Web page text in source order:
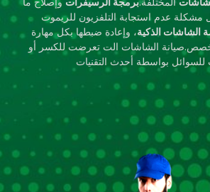
عدم استجابة التلفزيون للريموت
الشاشات الذكية، وإعادة ضبطها بكل مهارة
الشاشات الت تعرضت للكسر أو